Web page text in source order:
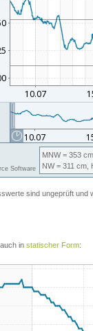
in statischer Form: